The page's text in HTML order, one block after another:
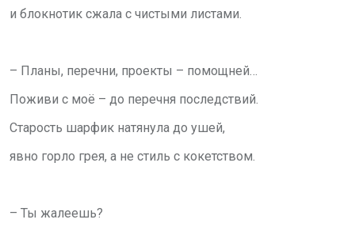
и блокнотик сжала с чистыми листами.
– Планы, перечни, проекты – помощней…
Поживи с моё – до перечня последствий.
Старость шарфик натянула до ушей,
явно горло грея, а не стиль с кокетством.
– Ты жалеешь?